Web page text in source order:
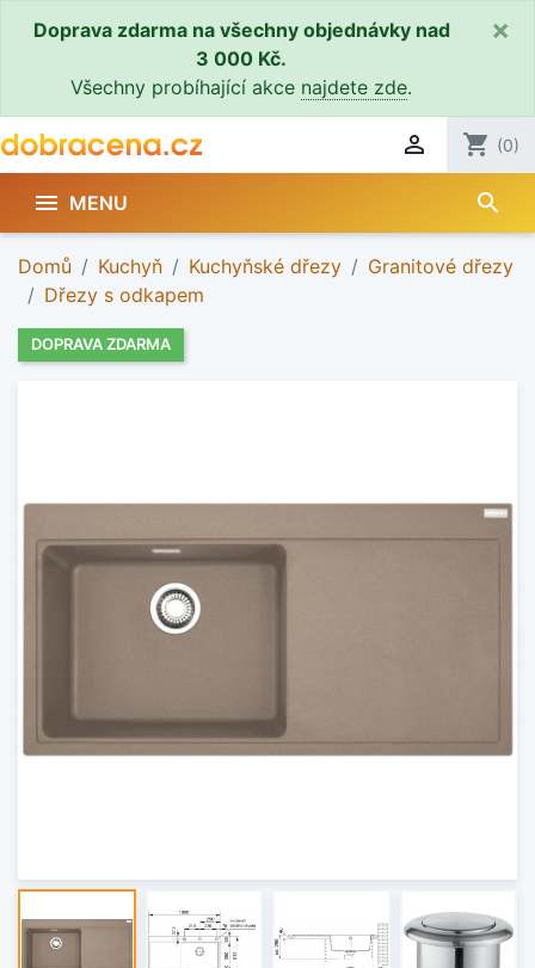
Doprava zdarma na všechny objednávky nad
3 000 Kč.
Všechny probíhající akce najdete zde.
×
 shopping_cart (0)
 MENU search
Domů Kuchyň Kuchyňské dřezy
Granitové dřezy
Dřezy s odkapem
DOPRAVA ZDARMA